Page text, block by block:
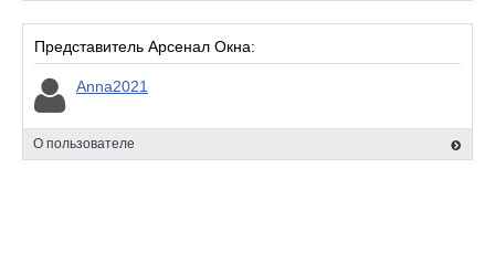
команда монтажников аккуратно выполнит все необходимые
работы.
Звоните прямо сейчас по телефону 8(904)271-29-00!
Доверьтесь экспертам "Арсенал Окна" - и ваш дом
преобразится!
Представитель Арсенал Окна:
Anna2021
О пользователе